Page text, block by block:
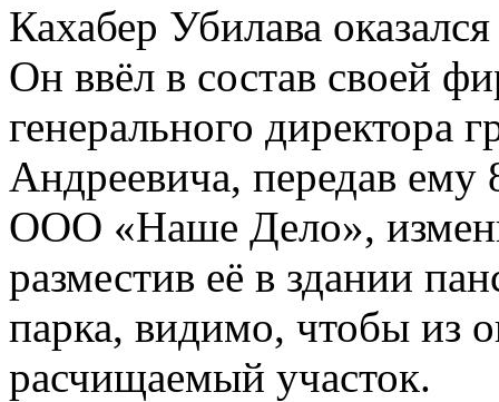
Кахабер Убилава
Он ввёл в состав своей
генерального директора
Андреевича, передав ему
ООО «Наше Дело»,
разместив её в здании
парка, видимо, чтобы из
расчищаемый участок.